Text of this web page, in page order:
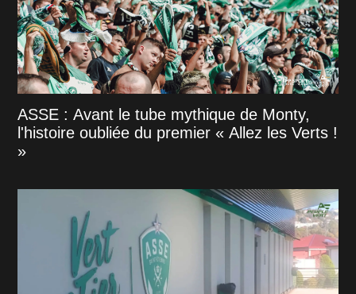
ASSE : Avant le tube mythique de Monty,
l'histoire oubliée du premier « Allez les Verts !
»